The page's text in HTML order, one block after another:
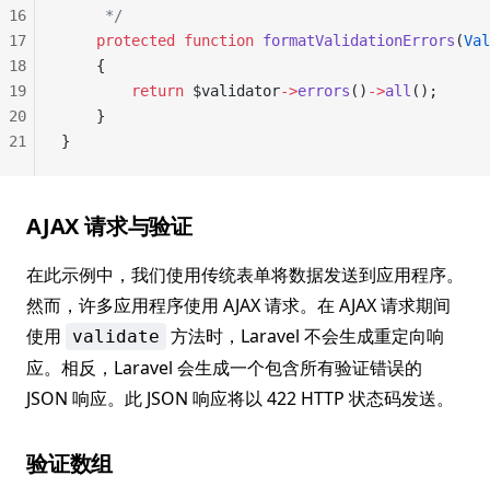
     */
    protected
function formatValidationErrors (
    {
        return
$validator->errors () ->all ();
    }
}
16
17
18
19
20
21
AJAX 请求与验证
在此示例中，我们使用传统表单将数据发送到应用程序。
然而，许多应用程序使用 AJAX 请求。在 AJAX 请求期间
使用
validate 方法时，Laravel 不会生成重定向响
应。相反，Laravel 会生成一个包含所有验证错误的
JSON 响应。此 JSON 响应将以 422 HTTP 状态码发送。
验证数组